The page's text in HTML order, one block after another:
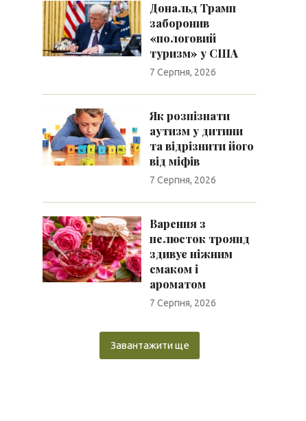
Дональд Трамп
заборонив
«пологовий
туризм» у США
7 Серпня, 2026
Як розпізнати
аутизм у дитини
та відрізнити його
від міфів
7 Серпня, 2026
Варення з
пелюсток троянд
здивує ніжним
смаком і
ароматом
7 Серпня, 2026
Завантажити ще